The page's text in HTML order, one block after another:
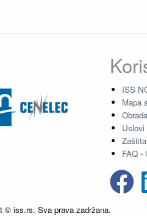
ISS
Mapa
Uslovi
FAQ -
© iss.rs. Sva prava zadržana.